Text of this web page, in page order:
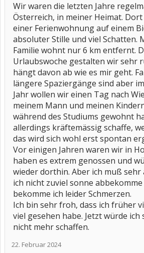
Wir waren die letzten Jahre
Österreich, in meiner Heimat.
einer Ferienwohnung auf einem
absoluter Stille und viel Schatten.
Familie wohnt nur 6 km entfernt.
Urlaubswoche gestalten wir sehr
hängt davon ab wie es mir geht.
längere Spaziergänge sind aber
Jahr wollen wir einen Tag nach
meinem Mann und meinen
während des Studiums gewohnt
allerdings kräftemässig schaffe,
das wird sich wohl erst spontan
Vor einigen Jahren waren wir in
haben es extrem genossen und
wieder dorthin. Aber ich muß sehr
ich nicht zuviel sonne
bekomme ich leider Schmerzen.
Ich bin sehr froh, dass ich früher
viel gesehen habe. Jetzt würde ich
nicht mehr schaffen.
22. Februar 2024